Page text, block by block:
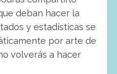
deban hacer la
y estadísticas se
por arte de
volverás a hacer